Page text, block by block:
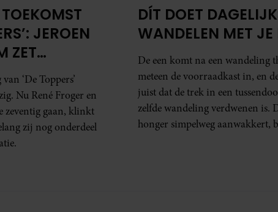
2 juli 2026
ZIET CHARLES ZIJN JONGSTE KLEINKINDEREN
NIET?
29 juni 2026
PRINSES CATHERINE BEKLIMT DRIE HOOGSTE
BERGEN VOOR KANKERONDERZOEK